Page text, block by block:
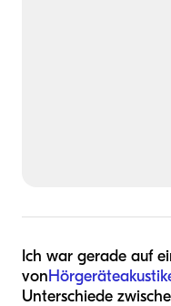
Ich war gerade auf
von
Unterschiede